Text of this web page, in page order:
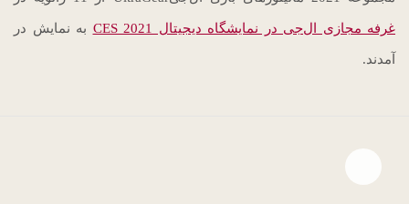
غرفه مجازی ال‌جی در نمایشگاه دیجیتال CES 2021 به نمایش در
آمدند.
Open file download list